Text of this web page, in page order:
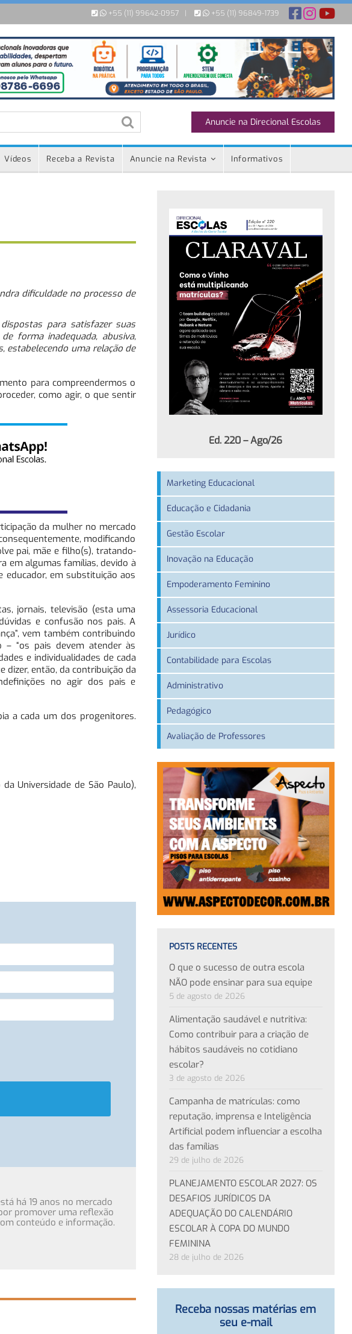
+55 (11) 99642-0957 | +55 (11) 96849-1739
Anuncie na Direcional Escolas
Vídeos Receba a Revista Anuncie na Revista Informativos
dificuldade no processo de
para satisfazer suas
forma inadequada, abusiva,
estabelecendo uma relação de
para compreendermos o
como agir, o que sentir
da mulher no mercado
modificando
pai, mãe e filho(s), tratando-
em algumas famílias, devido à
em substituição aos
jornais, televisão (esta uma
e confusão nos pais. A
vem também contribuindo
– “os pais devem atender às
e individualidades de cada
dizer, então, da contribuição da
no agir dos pais e
a cada um dos progenitores.
Universidade de São Paulo),
há 19 anos no mercado
por promover uma reflexão
conteúdo e informação.
Ed. 220 – Ago/26
Marketing Educacional
Educação e Cidadania
Gestão Escolar
Inovação na Educação
Empoderamento Feminino
Assessoria Educacional
Jurídico
Contabilidade para Escolas
Administrativo
Pedagógico
Avaliação de Professores
POSTS RECENTES
O que o sucesso de outra escola
NÃO pode ensinar para sua equipe
5 de agosto de 2026
Alimentação saudável e nutritiva:
Como contribuir para a criação de
hábitos saudáveis no cotidiano
escolar?
3 de agosto de 2026
Campanha de matrículas: como
reputação, imprensa e Inteligência
Artificial podem influenciar a escolha
das famílias
29 de julho de 2026
PLANEJAMENTO ESCOLAR 2027: OS
DESAFIOS JURÍDICOS DA
ADEQUAÇÃO DO CALENDÁRIO
ESCOLAR À COPA DO MUNDO
FEMININA
28 de julho de 2026
Receba nossas matérias em
seu e-mail